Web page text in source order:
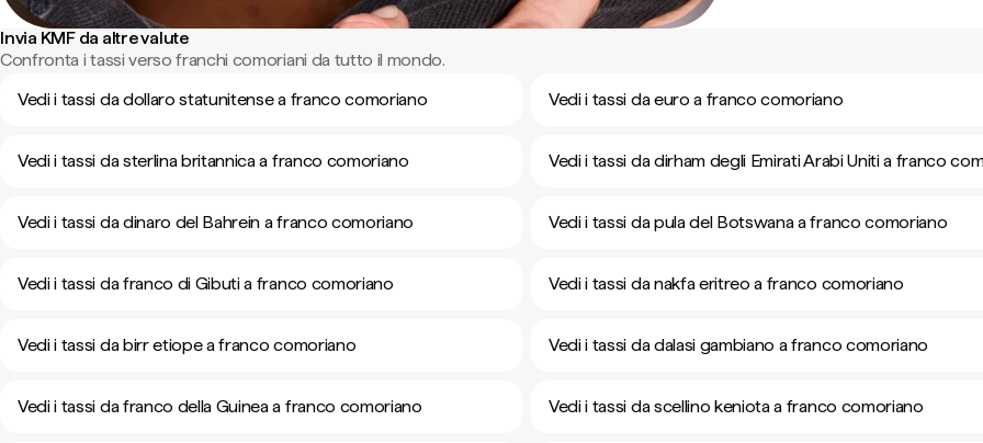
Invia KMF da altre valute
Confronta i tassi verso franchi comoriani da tutto il mondo.
Vedi i tassi da dollaro statunitense a franco comoriano
Vedi i tassi da euro a franco comoriano
Vedi i tassi da sterlina britannica a franco comoriano Vedi i tassi da dirham degli Emirati Arabi Uniti a franco
Vedi i tassi da dinaro del Bahrein a franco comoriano Vedi i tassi da pula del Botswana a franco comoriano
Vedi i tassi da franco di Gibuti a franco comoriano Vedi i tassi da nakfa eritreo a franco comoriano
Vedi i tassi da birr etiope a franco comoriano Vedi i tassi da dalasi gambiano a franco comoriano
Vedi i tassi da franco della Guinea a franco comoriano Vedi i tassi da scellino keniota a franco comoriano